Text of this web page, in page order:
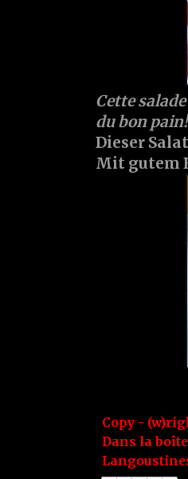
Cette
du bon pain!
Dieser
Mit gutem
Copy -
Dans la